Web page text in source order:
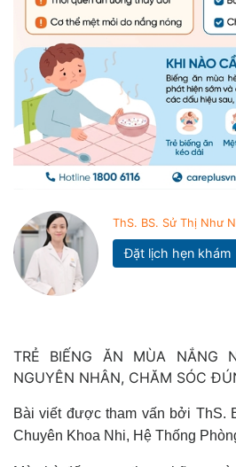
ThS. BS. Sử Thị Như
Đặt lịch hẹn khám
TRẺ BIẾNG ĂN MÙA NẮNG
NGUYÊN NHÂN, CHĂM SÓC
Bài viết được tham vấn bởi ThS.
Chuyên Khoa Nhi, Hệ Thống